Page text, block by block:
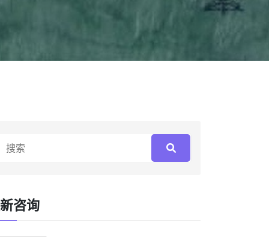
咨询